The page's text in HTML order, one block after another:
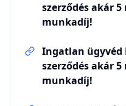
szerződés akár
munkadíj!
Ingatlan ügyvéd
szerződés akár
munkadíj!